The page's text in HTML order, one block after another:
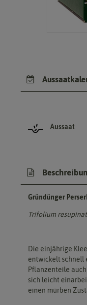
Aussaat
Gründünger
Trifolium
Die einjährige
entwickelt schnell
Pflanzenteile
sich leicht
einen mürben